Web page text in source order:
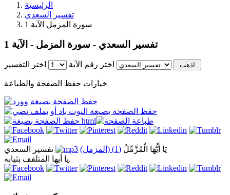
الرئيسية
تفسير السعدي
سورة المزمل الآية 1
تفسير السعدي - سورة المزمل - الآية 1
اختر رقم الآية اختر التفسير
خيارات حفظ الصفحة والطباعة
يَا أَيُّهَا الْمُزَّمِّلُ (1) (المزمل)
تفسير السعدي
يا أيها المتلفف بثيابه.